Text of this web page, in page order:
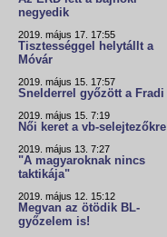
negyedik
2019. május 17. 17:55
Tisztességgel helytállt a
Móvár
2019. május 15. 17:57
Snelderrel győzött a Fradi
2019. május 15. 7:19
Női keret a vb-selejtezőkre
2019. május 13. 7:27
"A magyaroknak nincs
taktikája"
2019. május 12. 15:12
Megvan az ötödik BL-
győzelem is!